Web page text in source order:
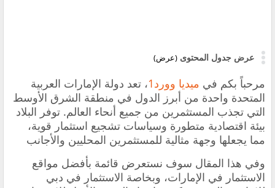
عرض جدول المحتوى (عرض)
مرحباً بكم في ميديا وورد1 ، تعد دولة الإمارات العربية
المتحدة واحدة من أبرز الدول في منطقة الشرق الأوسط
التي تجذب المستثمرين من جميع أنحاء العالم. توفر البلاد
بيئة اقتصادية متطورة وسياسات تشجيع استثمار قوية،
مما يجعلها وجهة مثالية للمستثمرين المحليين والأجانب
وفي هذا المقال سوف نستعرض قائمة بأفضل مواقع
الاستثمار في الإمارات، وبخاصة الاستثمار في دبي